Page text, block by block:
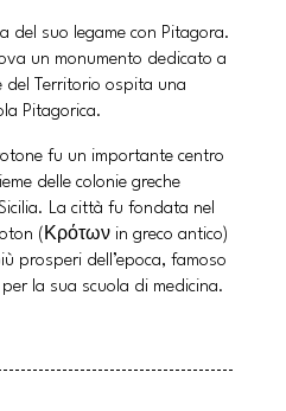
del suo legame con Pitagora.
un monumento dedicato a
del Territorio ospita una
Pitagorica.
fu un importante centro
delle colonie greche
La città fu fondata nel
(Κρότων in greco antico)
prosperi dell’epoca, famoso
la sua scuola di medicina.